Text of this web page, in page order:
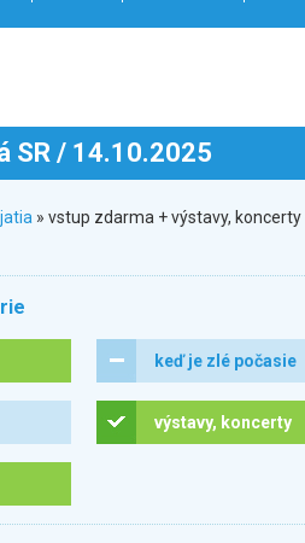
SR / 14.10.2025
» vstup zdarma + výstavy,
keď je zlé počasie
výstavy, koncerty